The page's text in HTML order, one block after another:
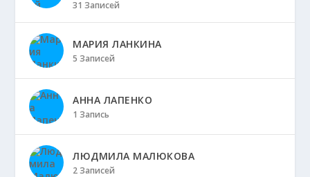
31 Записей
МАРИЯ ЛАНКИНА
5 Записей
АННА ЛАПЕНКО
1 Запись
ЛЮДМИЛА МАЛЮКОВА
2 Записей